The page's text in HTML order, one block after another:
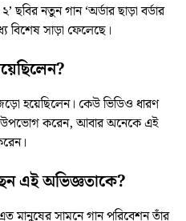
ছবির নতুন গান ‘অর্ডার ছাড়া বর্ডার
বিশেষ সাড়া ফেলেছে।
হয়েছিলেন। কেউ ভিডিও ধারণ
উপভোগ করেন, আবার অনেকে এই
এই অভিজ্ঞতাকে?
মানুষের সামনে গান পরিবেশন তাঁর